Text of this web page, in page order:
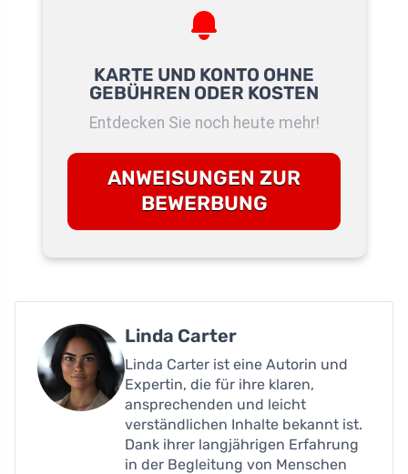
KARTE UND KONTO OHNE
GEBÜHREN ODER KOSTEN
Entdecken Sie noch heute mehr!
ANWEISUNGEN ZUR
BEWERBUNG
Linda Carter
Linda Carter ist eine Autorin und
Expertin, die für ihre klaren,
ansprechenden und leicht
verständlichen Inhalte bekannt ist.
Dank ihrer langjährigen Erfahrung
in der Begleitung von Menschen